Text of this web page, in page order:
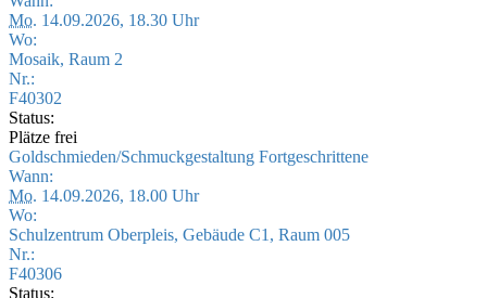
Mo. 14.09.2026, 18.30 Uhr
Wo:
Mosaik, Raum 2
Nr.:
F40302
Status:
Plätze frei
Goldschmieden/Schmuckgestaltung Fortgeschrittene
Wann:
Mo. 14.09.2026, 18.00 Uhr
Wo:
Schulzentrum Oberpleis, Gebäude C1, Raum 005
Nr.:
F40306
Status: